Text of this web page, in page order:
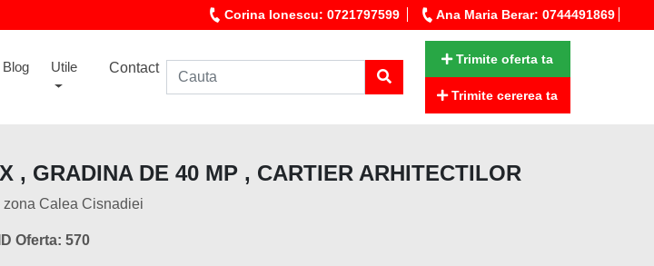
Corina Ionescu: 0721797599 Ana Maria Berar: 0744491869
Blog Utile Contact
Trimite oferta ta
Trimite cererea ta
, GRADINA DE 40 MP , CARTIER ARHITECTILOR
zona Calea Cisnadiei
ID Oferta: 570